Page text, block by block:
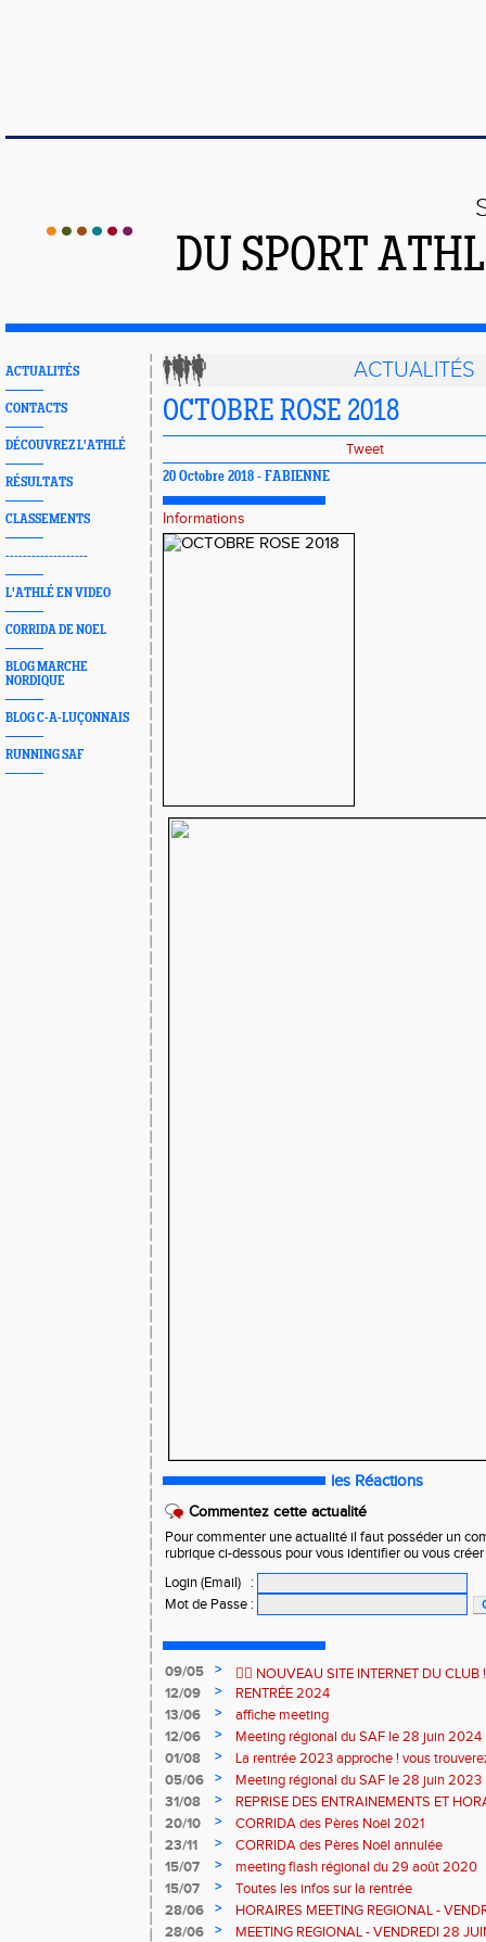
DU SPORT
ACTUALITÉS
CONTACTS
DÉCOUVREZ L'ATHLÉ
RÉSULTATS
CLASSEMENTS
-------------------
L'ATHLÉ EN VIDEO
CORRIDA DE NOEL
BLOG MARCHE
NORDIQUE
BLOG C-A-LUÇONNAIS
RUNNING SAF
ACTUALITÉS
OCTOBRE ROSE 2018
Tweet
20 Octobre 2018 - FABIENNE
Informations
les Réactions
Commentez cette actualité
Pour commenter une actualité il faut posséder un
rubrique ci-dessous pour vous identifier ou vous
Login (Email)
:
Mot de Passe :
09/05 >
🏃‍♂️ NOUVEAU SITE INTERNET DU CLUB
12/09
>
RENTRÉE 2024
13/06
>
affiche meeting
12/06
>
Meeting régional du SAF le 28 juin 2024
01/08
>
La rentrée 2023 approche ! vous
qui suit sinon, rendez-vous au forum des
septembre 2023 à la Plaine des Sports
05/06 >
Meeting régional du SAF le 28 juin 2023
31/08
>
REPRISE DES ENTRAINEMENTS ET
20/10
>
CORRIDA des Pères Noël 2021
23/11
>
CORRIDA des Pères Noël annulée
15/07
>
meeting flash régional du 29 août 2020
15/07
>
Toutes les infos sur la rentrée
28/06
>
HORAIRES MEETING REGIONAL -
28/06
>
MEETING REGIONAL - VENDREDI 28